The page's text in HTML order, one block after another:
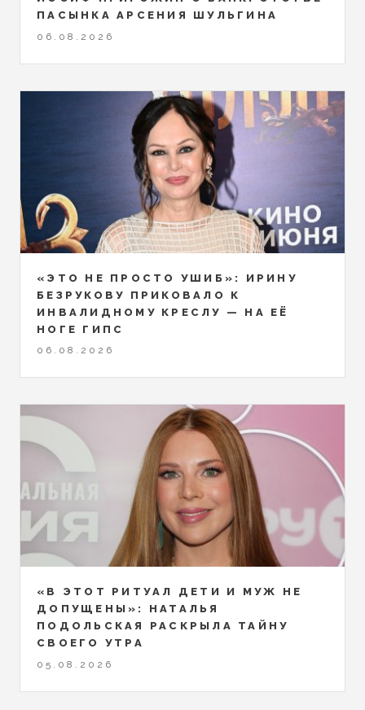
ПАСЫНКА АРСЕНИЯ ШУЛЬГИНА
06.08.2026
«ЭТО НЕ ПРОСТО УШИБ»: ИРИНУ
БЕЗРУКОВУ ПРИКОВАЛО К
ИНВАЛИДНОМУ КРЕСЛУ — НА ЕЁ
НОГЕ ГИПС
06.08.2026
«В ЭТОТ РИТУАЛ ДЕТИ И МУЖ НЕ
ДОПУЩЕНЫ»: НАТАЛЬЯ
ПОДОЛЬСКАЯ РАСКРЫЛА ТАЙНУ
СВОЕГО УТРА
05.08.2026